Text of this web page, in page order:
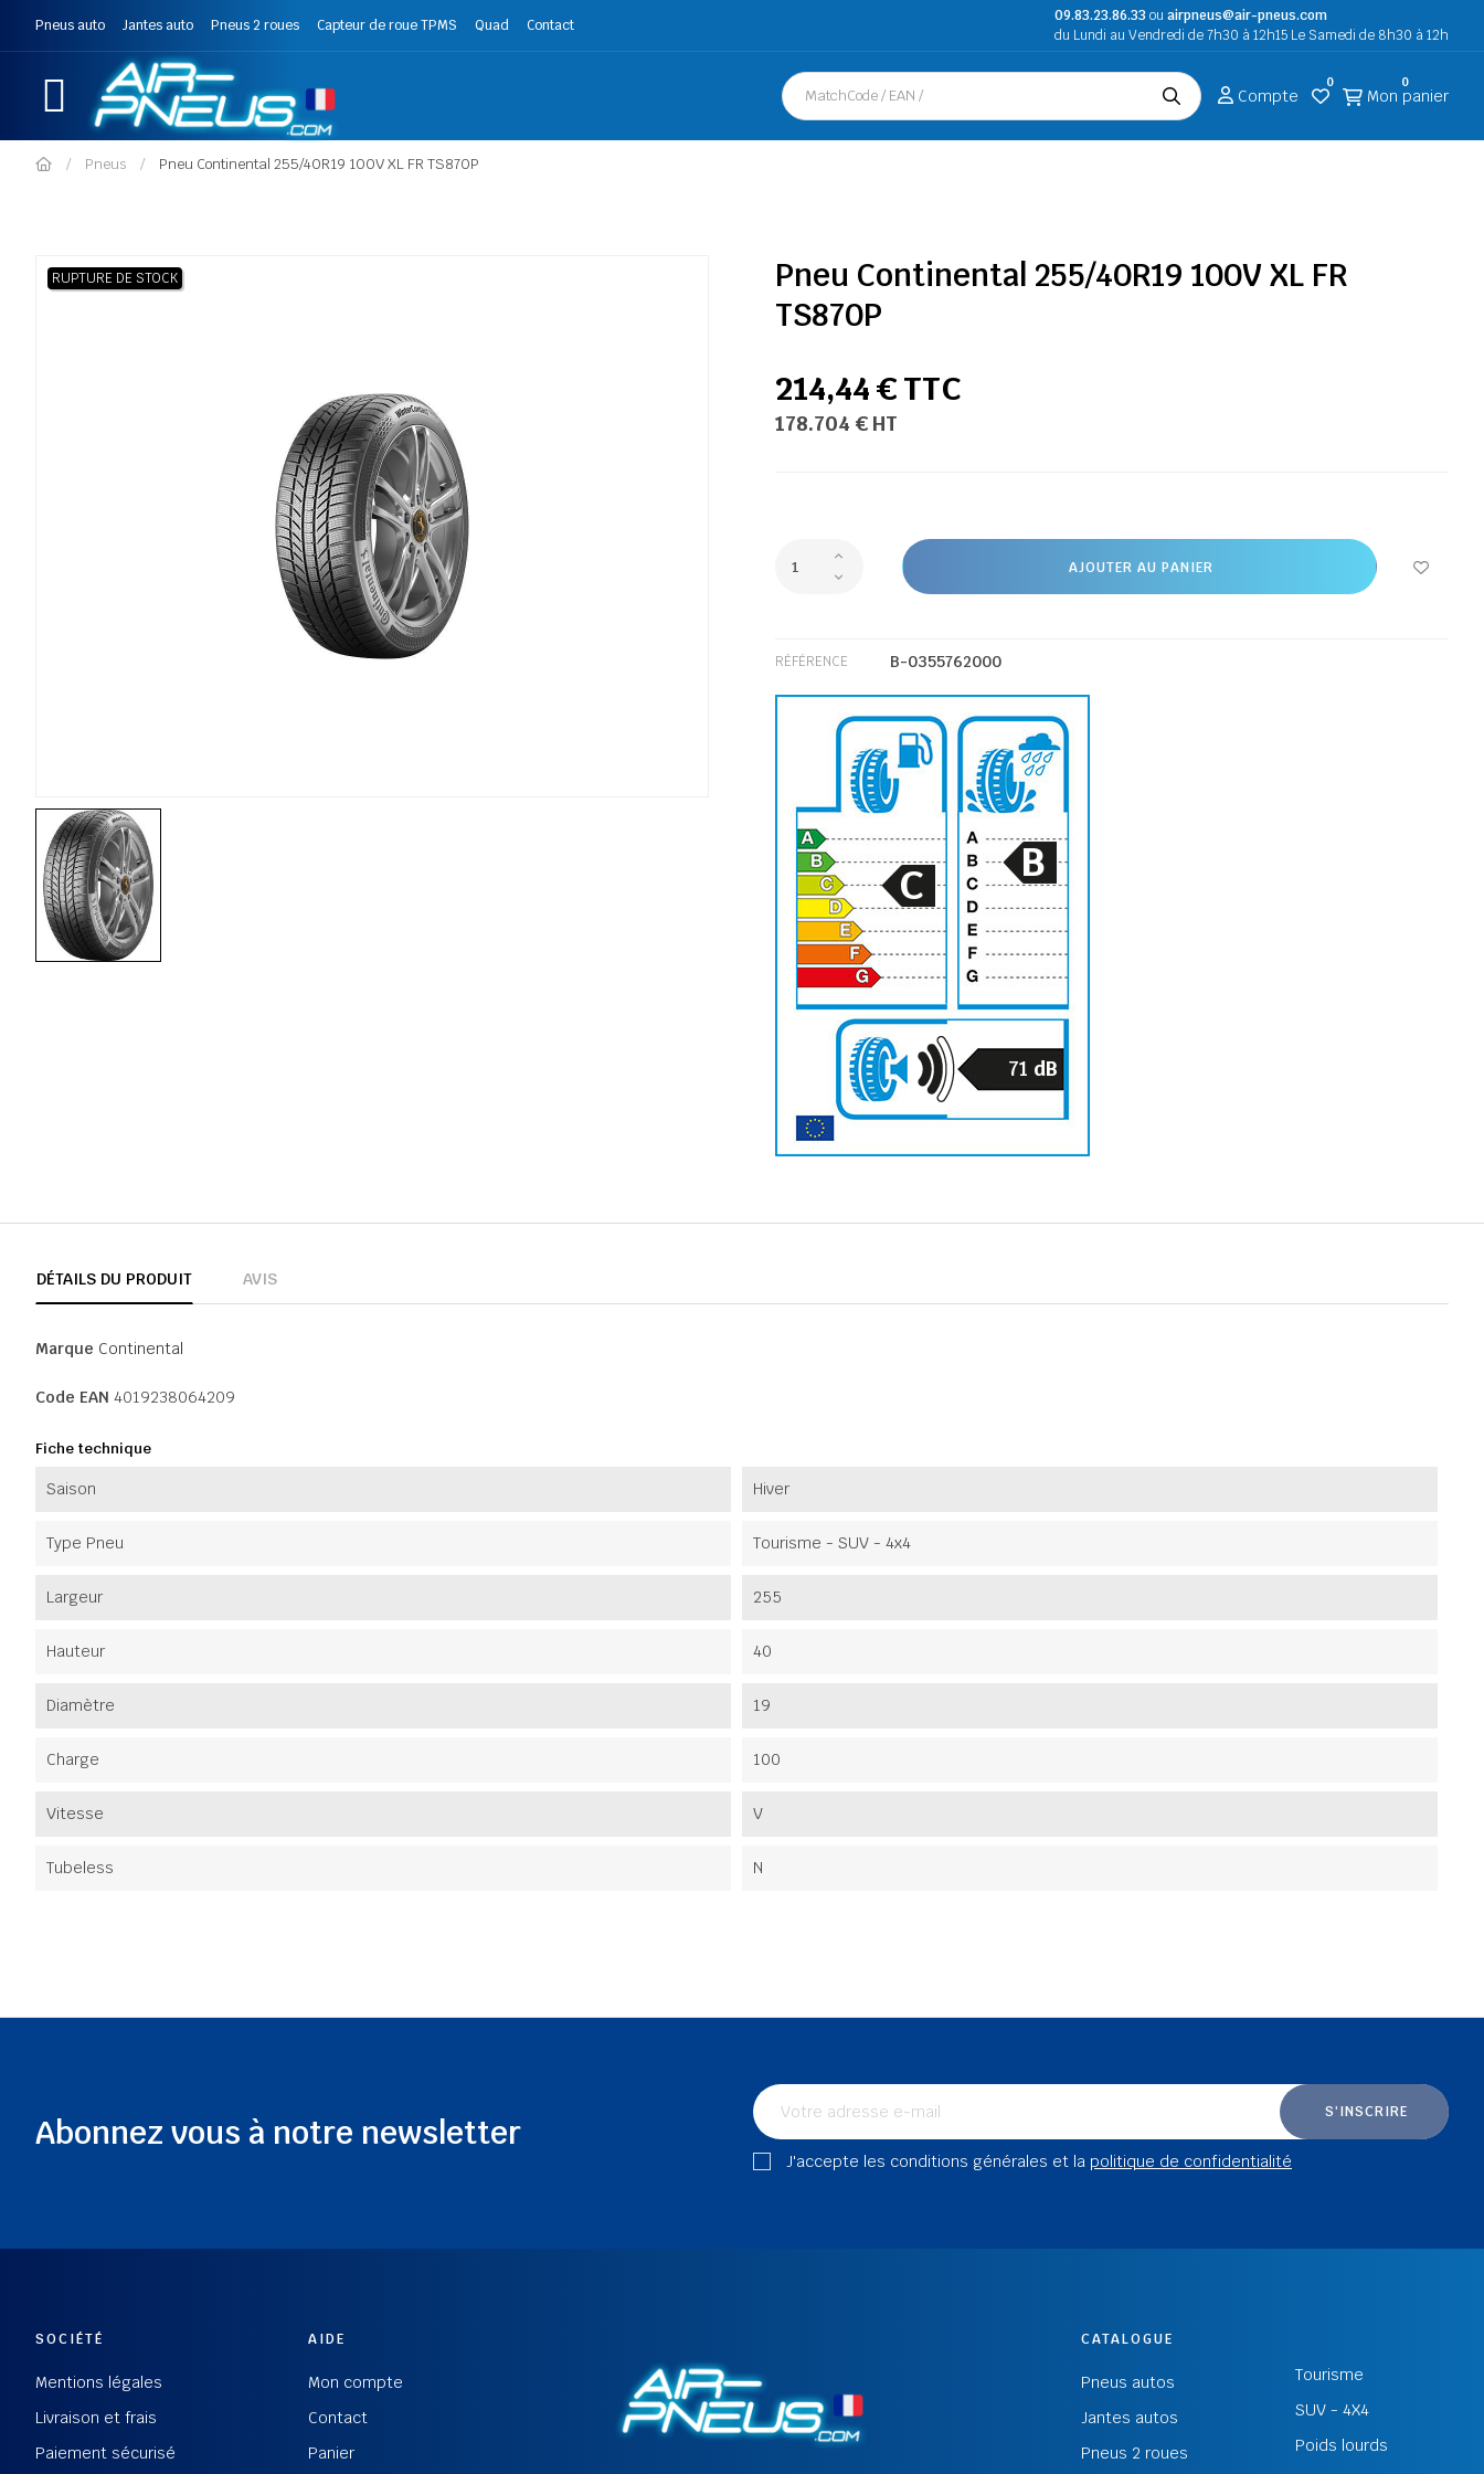
Pneus auto Jantes auto Pneus 2 roues Capteur de roue TPMS Quad Contact
09.83.23.86.33ou airpneus@air-pneus.com
du Lundi au Vendredi de 7h30 à 12h15 Le Samedi de 8h30 à 12h
Compte
0
Mon panier
0
Pneus Pneu Continental 255/40R19 100V XL FR TS870P
RUPTURE DE STOCK
Pneu Continental 255/40R19 100V XL FR
TS870P
214,44 € TTC
178.704 € HT
AJOUTER AU PANIER
RÉFÉRENCE B-0355762000
C B
71 dB
DÉTAILS DU PRODUIT AVIS
Marque Continental
Code EAN 4019238064209
Fiche technique
Saison Hiver
Type Pneu Tourisme - SUV - 4x4
Largeur 255
Hauteur 40
Diamètre 19
Charge 100
Vitesse V
Tubeless N
Abonnez vous à notre newsletter
S'INSCRIRE
J'accepte les conditions générales et la politique de confidentialité
SOCIÉTÉ
Mentions légales
Livraison et frais
Paiement sécurisé
AIDE
Mon compte
Contact
Panier
CATALOGUE
Pneus autos
Jantes autos
Pneus 2 roues
Tourisme
SUV - 4X4
Poids lourds